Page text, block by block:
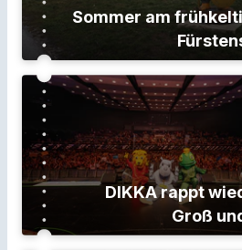
Sommer am
DIKKA rappt
Groß